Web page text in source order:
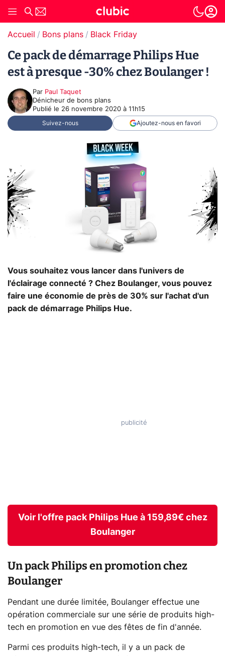
Accueil Bons plans Black Friday
Ce pack de démarrage Philips Hue
est à presque -30% chez Boulanger !
Par Paul Taquet
Dénicheur de bons plans
Publié le 26 novembre 2020 à 11h15
Suivez-nous Ajoutez-nous en favori
Vous souhaitez vous lancer dans l'univers de
l'éclairage connecté ? Chez Boulanger, vous pouvez
faire une économie de près de 30% sur l'achat d'un
pack de démarrage Philips Hue.
Voir l'offre pack Philips Hue à 159,89€ chez
Boulanger
Un pack Philips en promotion chez
Boulanger
Pendant une durée limitée, Boulanger effectue une
opération commerciale sur une série de produits high-
tech en promotion en vue des fêtes de fin d'année.
Parmi ces produits high-tech, il y a un pack de